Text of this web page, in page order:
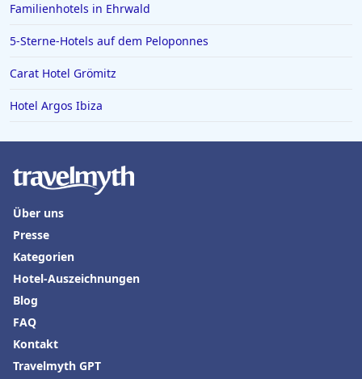
Familienhotels in Ehrwald
5-Sterne-Hotels auf dem Peloponnes
Carat Hotel Grömitz
Hotel Argos Ibiza
Über uns
Presse
Kategorien
Hotel-Auszeichnungen
Blog
FAQ
Kontakt
Travelmyth GPT